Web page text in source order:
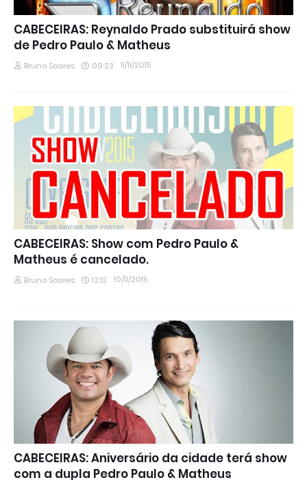
CABECEIRAS: Reynaldo Prado substituirá show
de Pedro Paulo & Matheus
Bruno Soares 09:23 11/11/2015
CABECEIRAS: Show com Pedro Paulo &
Matheus é cancelado.
Bruno Soares 13:12 10/11/2015
CABECEIRAS: Aniversário da cidade terá show
com a dupla Pedro Paulo & Matheus